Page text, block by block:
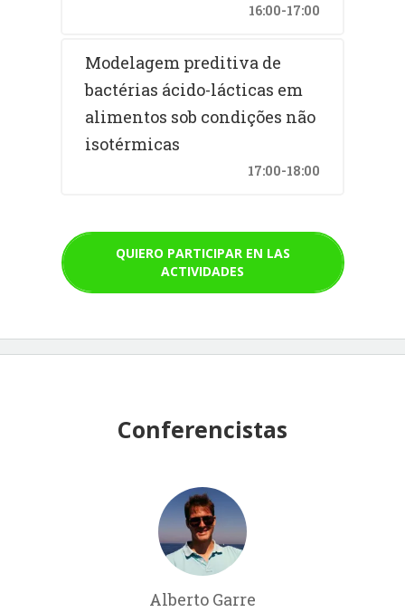
16:00-17:00
Modelagem preditiva de
bactérias ácido-lácticas em
alimentos sob condições não
isotérmicas
17:00-18:00
QUIERO PARTICIPAR EN LAS
ACTIVIDADES
Conferencistas
Alberto Garre